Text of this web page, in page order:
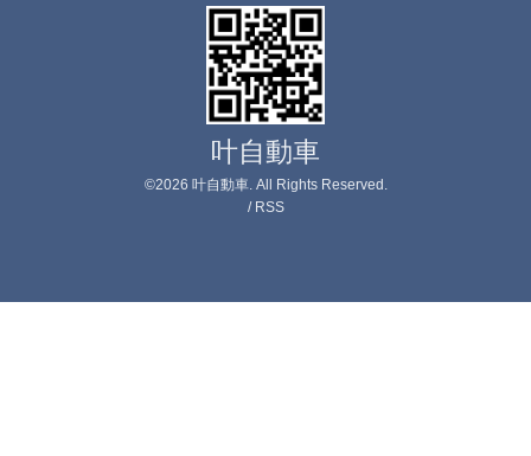
叶自動車
©2026 叶自動車. All Rights Reserved.
/ RSS